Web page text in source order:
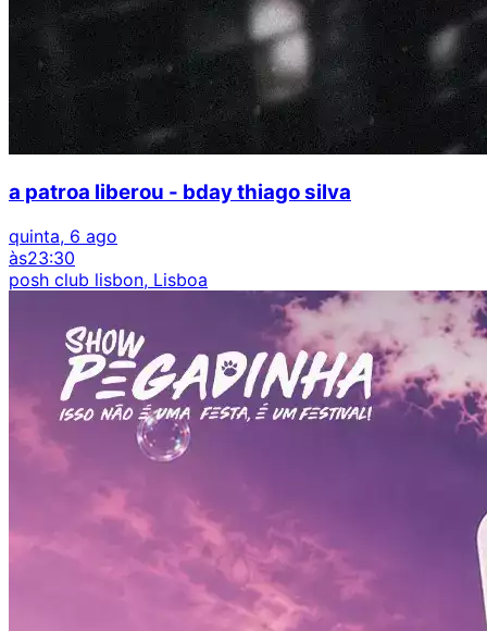
a patroa liberou - bday thiago silva
quinta, 6 ago
às23:30
posh club lisbon, Lisboa